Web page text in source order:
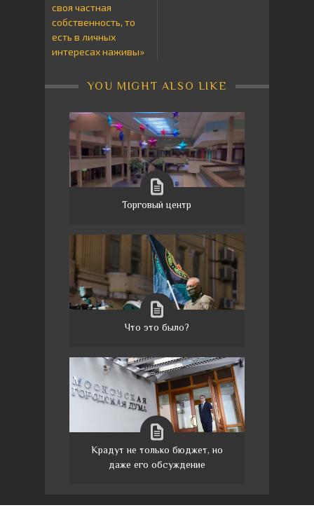
своя частная
собственность, то
есть в личных
интересах наживы»
YOU MIGHT ALSO LIKE
Торговый центр
Что это было?
Крадут не только бюджет, но
даже его обсуждение